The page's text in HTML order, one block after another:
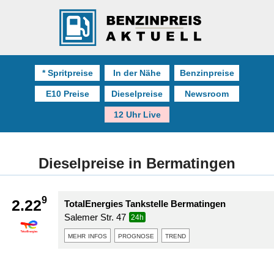
* Spritpreise In der Nähe Benzinpreise
E10 Preise Dieselpreise Newsroom
12 Uhr Live
Dieselpreise in Bermatingen
2.229
TotalEnergies Tankstelle Bermatingen
Salemer Str. 47
24h
mehr infos prognose trend